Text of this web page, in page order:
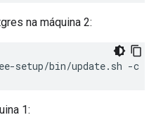
na máquina 2:
setup/bin/update.sh -c
1: